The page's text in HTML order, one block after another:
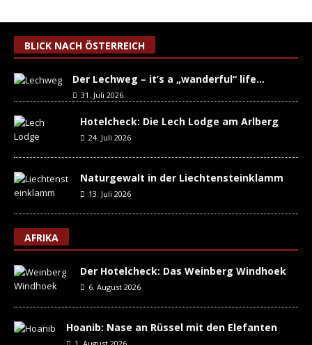
BLICK NACH ÖSTERREICH
Der Lechweg – it’s a „wanderful“ life…
31. Juli 2026
Hotelcheck: Die Lech Lodge am Arlberg
24. Juli 2026
Naturgewalt in der Liechtensteinklamm
13. Juli 2026
AFRIKA
Der Hotelcheck: Das Weinberg Windhoek
6. August 2026
Hoanib: Nase an Rüssel mit den Elefanten